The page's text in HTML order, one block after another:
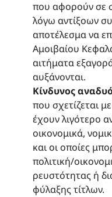
που αφορούν σε
λόγω αντίξοων
αποτέλεσμα να
Αμοιβαίου
αιτήματα
αυξάνονται.
Κίνδυνος
που σχετίζεται
έχουν λιγότερο
οικονομικά,
και οι οποίες
πολιτική/
ρευστότητας ή
φύλαξης τίτλων.